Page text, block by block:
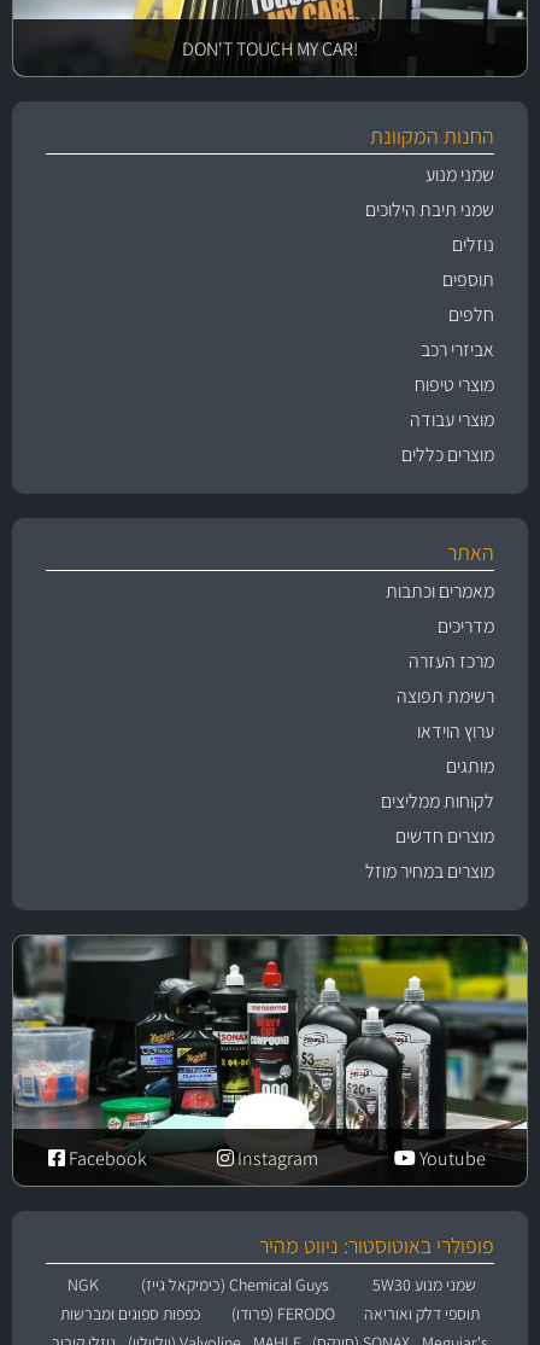
!DON'T TOUCH MY CAR
החנות המקוונת
שמני מנוע
שמני תיבת הילוכים
נוזלים
תוספים
חלפים
אביזרי רכב
מוצרי טיפוח
מוצרי עבודה
מוצרים כללים
האתר
מאמרים וכתבות
מדריכים
מרכז העזרה
רשימת תפוצה
ערוץ הוידאו
מותגים
לקוחות ממליצים
מוצרים חדשים
מוצרים במחיר מוזל
Youtube
Instagram
Facebook
פופולרי באוטוסטור: ניווט מהיר
שמני מנוע 5W30 Chemical Guys (כימיקאל גייז)
NGK
תוספי דלק ואוריאה
FERODO (פרודו)
כפפות ספוגים ומברשות